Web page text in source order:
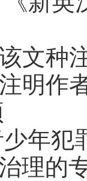
文种
明作
年犯
理的